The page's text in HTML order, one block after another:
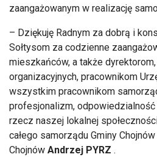
zaangażowanym w realizację
– Dziękuję Radnym za dobrą i
Sołtysom za codzienne
mieszkańców, a także
organizacyjnych, pracownikom
wszystkim pracownikom
profesjonalizm,
rzecz naszej lokalnej
całego samorządu Gminy
Chojnów Andrzej PYRZ .